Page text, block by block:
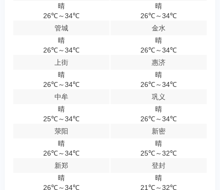
晴
26℃～34℃
晴
26℃～34℃
管城
晴
26℃～34℃
金水
晴
26℃～34℃
上街
晴
26℃～34℃
惠济
晴
26℃～34℃
中牟
晴
25℃～34℃
巩义
晴
26℃～34℃
荥阳
晴
26℃～34℃
新密
晴
25℃～32℃
新郑
晴
26℃～34℃
登封
晴
21℃～32℃